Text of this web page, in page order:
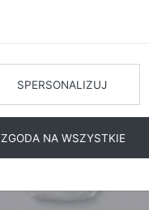
SPERSONALIZUJ
ZGODA NA WSZYSTKIE